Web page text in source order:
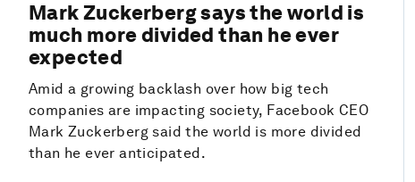
Mark Zuckerberg says the world is
much more divided than he ever
expected
Amid a growing backlash over how big tech
companies are impacting society, Facebook CEO
Mark Zuckerberg said the world is more divided
than he ever anticipated.